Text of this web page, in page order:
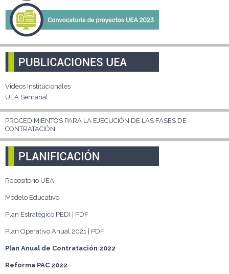
Videos Institucionales
UEA Semanal
PROCEDIMIENTOS PARA LA EJECUCIÓN DE LAS FASES DE
CONTRATACIÓN
Repositorio UEA
Modelo Educativo
Plan Estratégico PEDI | PDF
Plan Operativo Anual 2021 | PDF
Plan Anual de Contratación 2022
Reforma PAC 2022